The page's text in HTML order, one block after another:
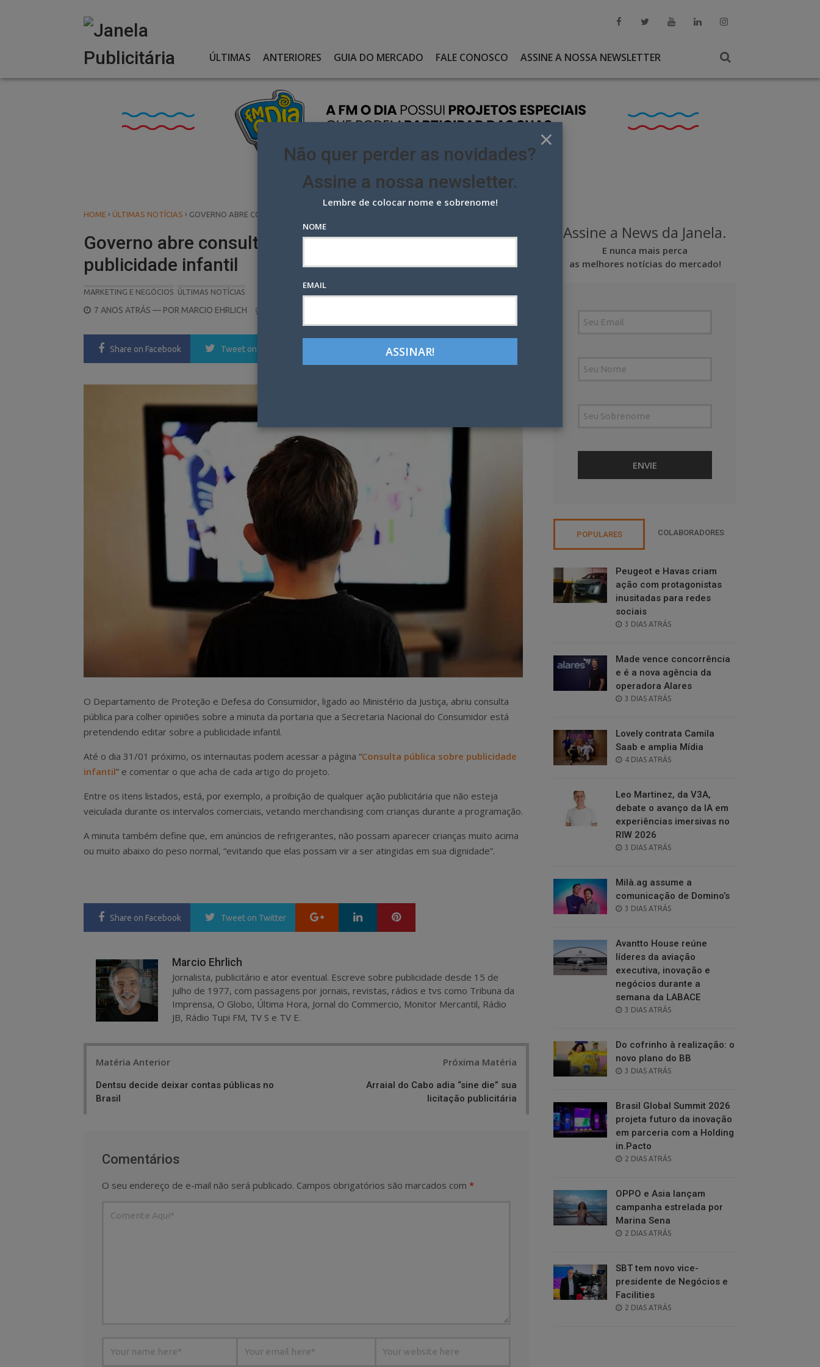
ÚLTIMAS ANTERIORES GUIA DO MERCADO FALE CONOSCO ASSINE A NOSSA NEWSLETTER
HOME › ÚLTIMAS NOTÍCIAS › GOVERNO ABRE CONSULTA PÚBLICA SOBRE LIMITES NA PUBLICIDADE INFANTIL
Governo abre consulta pública sobre limites na
publicidade infantil
MARKETING E NEGÓCIOS ÚLTIMAS NOTÍCIAS
POSTED
7 ANOS ATRÁS — POR MARCIO EHRLICH
Share on Facebook Tweet on Twitter LinkedIn Pinterest
O Departamento de Proteção e Defesa do Consumidor, ligado ao Ministério da Justiça, abriu consulta
pública para colher opiniões sobre a minuta da portaria que a Secretaria Nacional do Consumidor está
pretendendo editar sobre a publicidade infantil.
Até o dia 31/01 próximo, os internautas podem acessar a página “Consulta pública sobre publicidade
infantil” e comentar o que acha de cada artigo do projeto.
Entre os itens listados, está, por exemplo, a proibição de qualquer ação publicitária que não esteja
veiculada durante os intervalos comerciais, vetando merchandising com crianças durante a programação.
A minuta também define que, em anúncios de refrigerantes, não possam aparecer crianças muito acima
ou muito abaixo do peso normal, “evitando que elas possam vir a ser atingidas em sua dignidade”.
Share on Facebook Tweet on Twitter Google+ LinkedIn
Marcio Ehrlich
Jornalista, publicitário e ator eventual. Escreve sobre publicidade desde 15 de
julho de 1977, com passagens por jornais, revistas, rádios e tvs como Tribuna da
Imprensa, O Globo, Última Hora, Jornal do Commercio, Monitor Mercantil, Rádio
JB, Rádio Tupi FM, TV S e TV E.
Matéria Anterior
Dentsu decide deixar contas públicas no
Brasil
Próxima Matéria
Arraial do Cabo adia “sine die” sua
licitação publicitária
Comentários
O seu endereço de e-mail não será publicado. Campos obrigatórios são marcados com *
Assine a News da Janela.
E nunca mais perca
as melhores notícias do mercado!
POPULARES COLABORADORES
Peugeot e Havas criam
ação com protagonistas
inusitadas para redes
sociais
POSTED
3 DIAS ATRÁS
Made vence concorrência
e é a nova agência da
operadora Alares
POSTED
3 DIAS ATRÁS
Lovely contrata Camila
Saab e amplia Mídia
POSTED
4 DIAS ATRÁS
Leo Martinez, da V3A,
debate o avanço da IA em
experiências imersivas no
RIW 2026
POSTED
3 DIAS ATRÁS
Milà.ag assume a
comunicação de Domino’s
POSTED
3 DIAS ATRÁS
Avantto House reúne
líderes da aviação
executiva, inovação e
negócios durante a
semana da LABACE
POSTED
3 DIAS ATRÁS
Do cofrinho à realização: o
novo plano do BB
POSTED
3 DIAS ATRÁS
Brasil Global Summit 2026
projeta futuro da inovação
em parceria com a Holding
in.Pacto
POSTED
2 DIAS ATRÁS
OPPO e Asia lançam
campanha estrelada por
Marina Sena
POSTED
2 DIAS ATRÁS
SBT tem novo vice-
presidente de Negócios e
Facilities
POSTED
2 DIAS ATRÁS
×
Não quer perder as novidades?
Assine a nossa newsletter.
Lembre de colocar nome e sobrenome!
NOME
EMAIL